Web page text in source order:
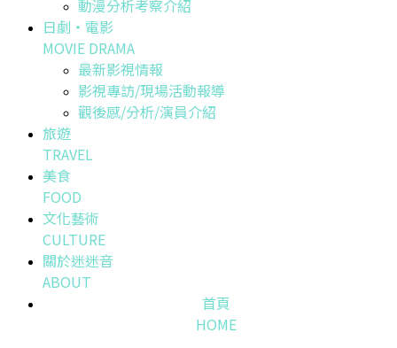
動漫分析考察介紹
日劇・電影
MOVIE DRAMA
最新影視情報
影視專訪/現場活動報導
觀後感/分析/演員介紹
旅遊
TRAVEL
美食
FOOD
文化藝術
CULTURE
關於迷迷音
ABOUT
首頁
HOME